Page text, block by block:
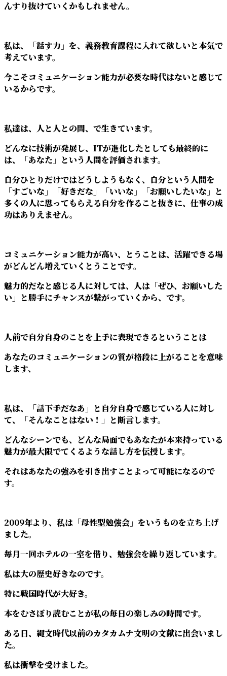
んすり抜けていくかもしれません。
私は、「話す力」を、義務教育課程に入れて欲しいと本気で
考えています。
今こそコミュニケーション能力が必要な時代はないと感じて
いるからです。
私達は、人と人との間、で生きています。
どんなに技術が発展し、ITが進化したとしても最終的に
は、「あなた」という人間を評価されます。
自分ひとりだけではどうしようもなく、自分という人間を
「すごいな」「好きだな」「いいな」「お願いしたいな」と
多くの人に思ってもらえる自分を作ること抜きに、仕事の成
功はありえません。
コミュニケーション能力が高い、とうことは、活躍できる場
がどんどん増えていくとうことです。
魅力的だなと感じる人に対しては、人は「ぜひ、お願いした
い」と勝手にチャンスが繋がっていくから、です。
人前で自分自身のことを上手に表現できるということは
あなたのコミュニケーションの質が格段に上がることを意味
します、
私は、「話下手だなあ」と自分自身で感じている人に対し
て、「そんなことはない！」と断言します。
どんなシーンでも、どんな局面でもあなたが本来持っている
魅力が最大限でてくるような話し方を伝授します。
それはあなたの強みを引き出すことよって可能になるので
す。
2009年より、私は「母性型勉強会」をいうものを立ち上げ
ました。
毎月一回ホテルの一室を借り、勉強会を繰り返しています。
私は大の歴史好きなのです。
特に戦国時代が大好き。
本をむさぼり読むことが私の毎日の楽しみの時間です。
ある日、縄文時代以前のカタカムナ文明の文献に出会いまし
た。
私は衝撃を受けました。